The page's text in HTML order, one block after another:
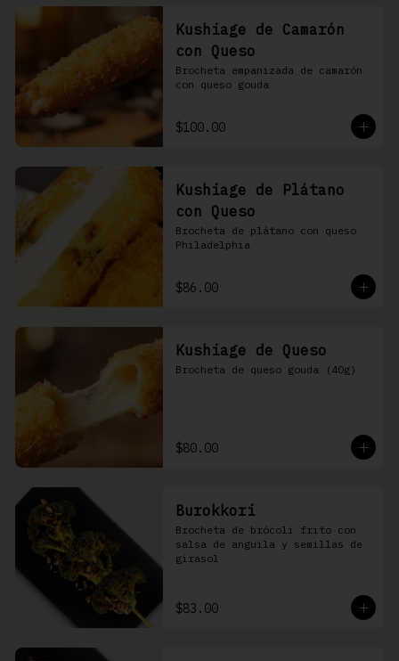
Kushiage de Camarón
con Queso
Brocheta empanizada de camarón
con queso gouda
$100.00
Kushiage de Plátano
con Queso
Brocheta de plátano con queso
Philadelphia
$86.00
Kushiage de Queso
Brocheta de queso gouda (40g)
$80.00
Burokkori
Brocheta de brócoli frito con
salsa de anguila y semillas de
girasol
$83.00